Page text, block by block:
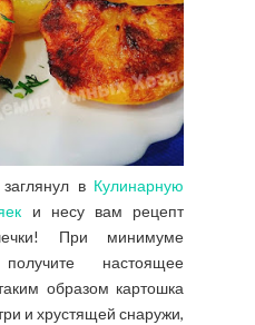
в Кулинарную
и несу вам рецепт
При минимуме
настоящее
образом картошка
и хрустящей снаружи,